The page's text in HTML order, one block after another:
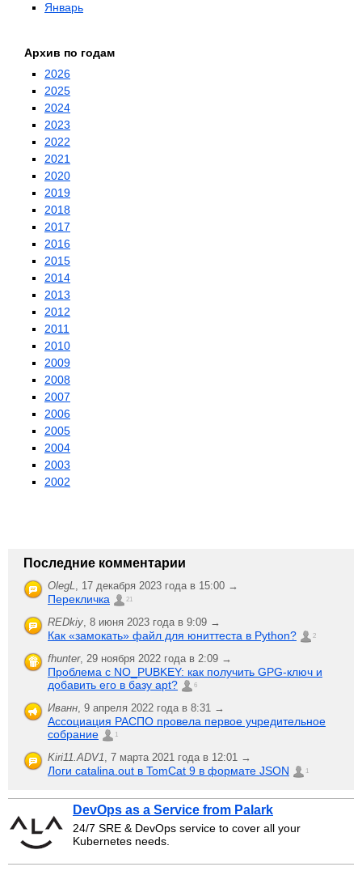
Январь
Архив по годам
2026
2025
2024
2023
2022
2021
2020
2019
2018
2017
2016
2015
2014
2013
2012
2011
2010
2009
2008
2007
2006
2005
2004
2003
2002
Последние комментарии
OlegL, 17 декабря 2023 года в 15:00 →
Перекличка 21
REDkiy, 8 июня 2023 года в 9:09 →
Как «замокать» файл для юниттеста в Python? 2
fhunter, 29 ноября 2022 года в 2:09 →
Проблема с NO_PUBKEY: как получить GPG-ключ и
добавить его в базу apt?
6
Иванн, 9 апреля 2022 года в 8:31 →
Ассоциация РАСПО провела первое учредительное
собрание
1
Kiri11.ADV1, 7 марта 2021 года в 12:01 →
Логи catalina.out в TomCat 9 в формате JSON 1
DevOps as a Service from Palark
24/7 SRE & DevOps service to cover all your
Kubernetes needs.